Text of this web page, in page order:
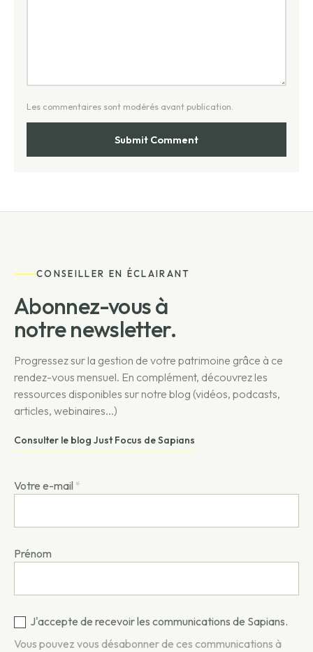
CONSEILLER EN ÉCLAIRANT
Abonnez-vous à
notre newsletter.
Progressez sur la gestion de votre patrimoine grâce à ce
rendez-vous mensuel. En complément, découvrez les
ressources disponibles sur notre blog (vidéos, podcasts,
articles, webinaires...)
Consulter le blog Just Focus de Sapians
Votre e-mail *
Prénom
J'accepte de recevoir les communications de Sapians.
Vous pouvez vous désabonner de ces communications à